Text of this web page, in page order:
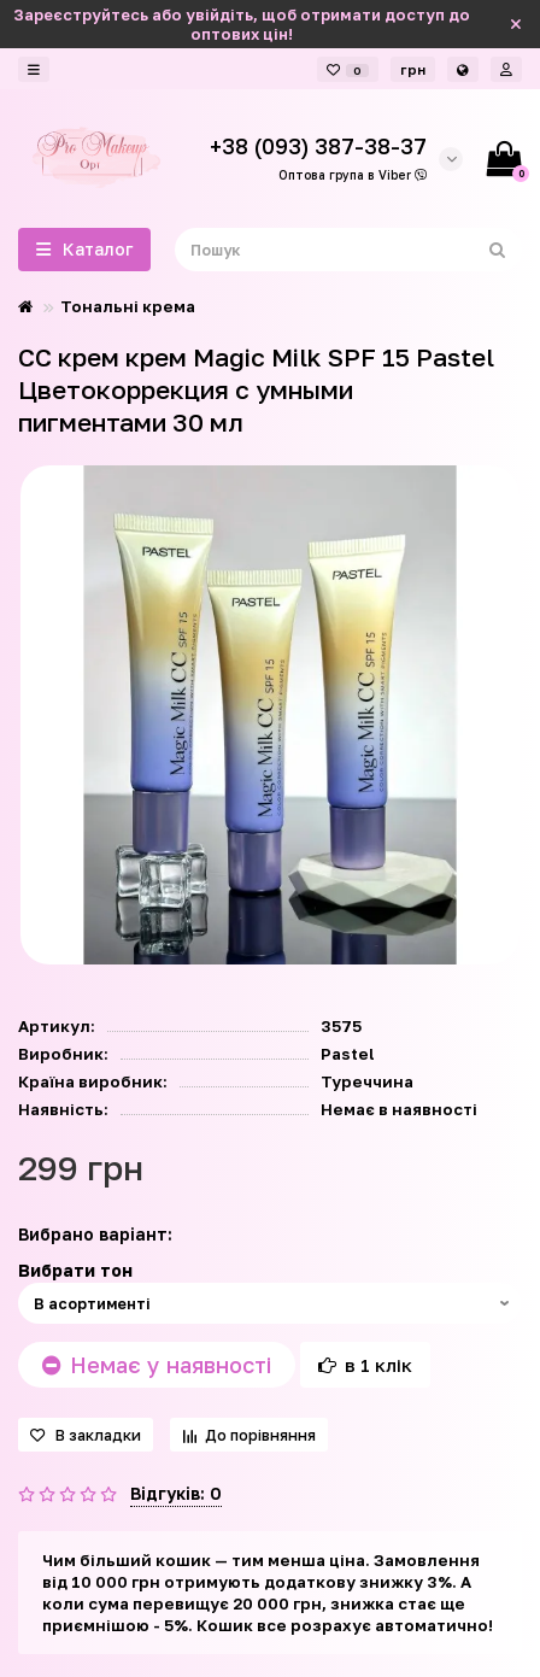
Зареєструйтесь або увійдіть, щоб отримати доступ до
оптових цін!
0 грн
+38 (093) 387-38-37
Оптова група в Viber 0
Каталог
Тональні крема
СС крем крем Magic Milk SPF 15 Pastel
Цветокоррекция с умными
пигментами 30 мл
Артикул:
3575
Виробник:
Pastel
Країна виробник:
Туреччина
Наявність:
Немає в наявності
299 грн
Вибрано варіант:
Вибрати тон
Немає у наявності в 1 клік
В закладки До порівняння
Відгуків: 0
Чим більший кошик — тим менша ціна. Замовлення
від 10 000 грн отримують додаткову знижку 3%. А
коли сума перевищує 20 000 грн, знижка стає ще
приємнішою - 5%. Кошик все розрахує автоматично!